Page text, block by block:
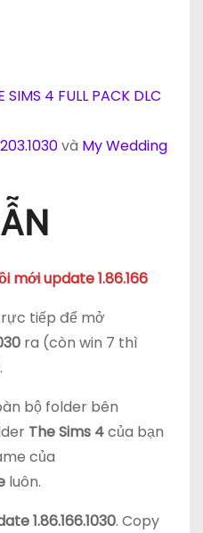
SIMS 4 FULL PACK DLC
và My Wedding
mới update 1.86.166
tiếp để mở
ra (còn win 7 thì
bộ folder bên
The Sims 4của bạn
của
luôn.
1.86.166.1030. Copy